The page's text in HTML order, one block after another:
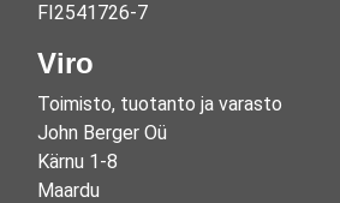
FI2541726-7
Viro
Toimisto, tuotanto ja varasto
John Berger Oü
Kärnu 1-8
Maardu